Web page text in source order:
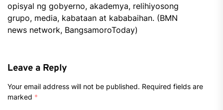
opisyal ng gobyerno, akademya, relihiyosong
grupo, media, kabataan at kababaihan. (BMN
news network, BangsamoroToday)
Leave a Reply
Your email address will not be published. Required fields are
marked *